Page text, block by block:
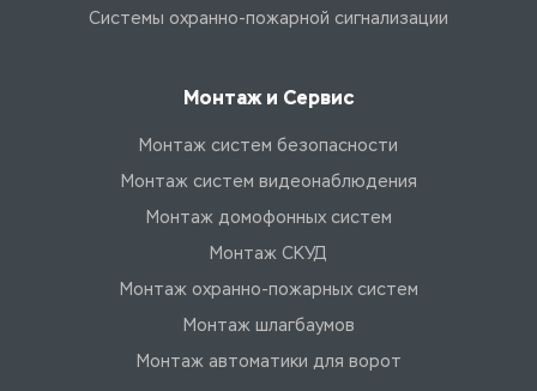
Системы охранно-пожарной сигнализации
Монтаж и Сервис
Монтаж систем безопасности
Монтаж систем видеонаблюдения
Монтаж домофонных систем
Монтаж СКУД
Монтаж охранно-пожарных систем
Монтаж шлагбаумов
Монтаж автоматики для ворот